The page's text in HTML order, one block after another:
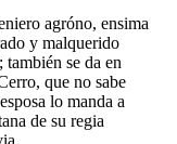
agróno, ensima
y malquerido
se da en
que no sabe
lo manda a
de su regia